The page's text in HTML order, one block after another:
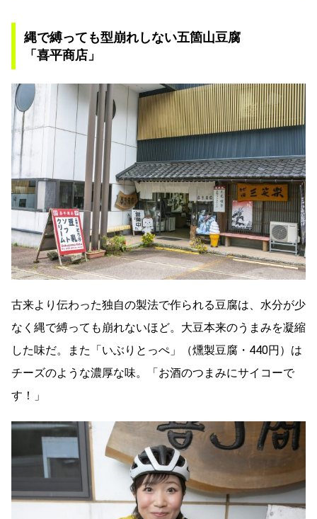
縄で縛っても型崩れしない五箇山豆腐
「喜平商店」
古来より伝わった独自の製法で作られる豆腐は、水分が少
なく縄で縛っても崩れないほど。大豆本来のうまみを凝縮
した味だ。また「いぶりとっぺ」（燻製豆腐・440円）は
チーズのような濃厚な味。「お酒のつまみにサイコーで
す！」